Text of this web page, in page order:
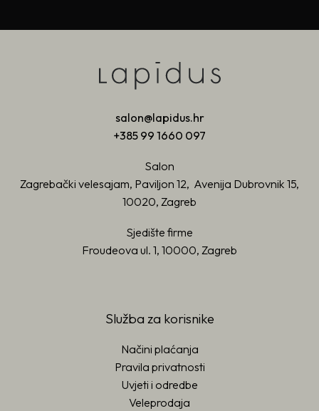
salon@lapidus.hr
+385 99 1660 097
Salon
Zagrebački velesajam, Paviljon 12, Avenija Dubrovnik 15,
10020, Zagreb
Sjedište firme
Froudeova ul. 1, 10000, Zagreb
Služba za korisnike
Načini plaćanja
Pravila privatnosti
Uvjeti i odredbe
Veleprodaja